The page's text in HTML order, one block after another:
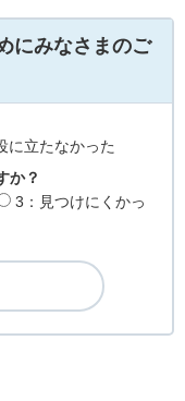
にみなさまのご
に立たなかった
か？
3：見つけにくかっ